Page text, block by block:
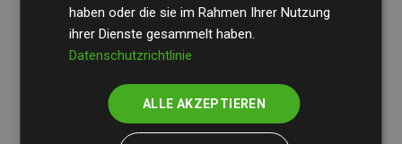
Klimaschutzprojekte im Durchschnitt200 % der
geschätzten CO₂-Emissionender teilnehmenden
Websites kompensieren – ein klarer Nachweis für die
messbare Klimawirkung unseres Ansatzes.
haben oder die sie im Rahmen Ihrer Nutzung
ihrer Dienste gesammelt haben.
Datenschutzrichtlinie
ALLE AKZEPTIEREN